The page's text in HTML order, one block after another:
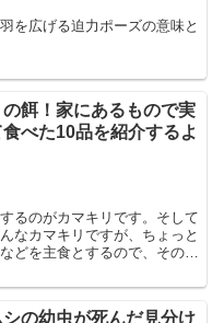
を広げる迫力ポーズの意味と
の餌！家にあるもので実
べた10品を紹介するよ
るのがカマキリです。そして
なカマキリですが、ちょっと
どを主食とするので、その手
シの幼虫が死んだ見分け